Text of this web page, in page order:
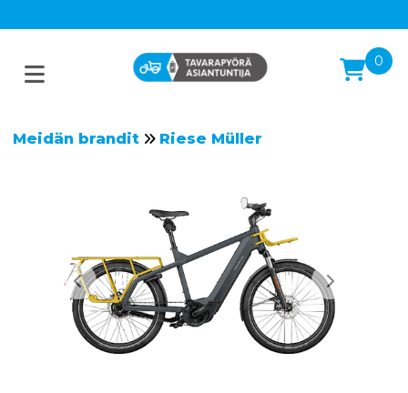
0
Meidän brandit Riese Müller